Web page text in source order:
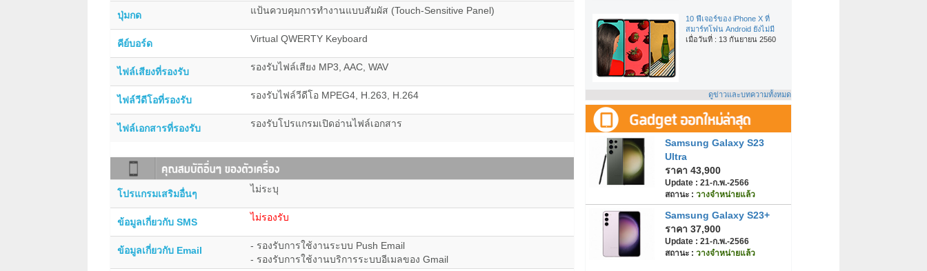
ปุ่มกด แป้นควบคุมการทำงานแบบสัมผัส (Touch-Sensitive Panel)
คีย์บอร์ด Virtual QWERTY Keyboard
ไฟล์เสียงที่รองรับ รองรับไฟล์เสียง MP3, AAC, WAV
ไฟล์วีดีโอที่รองรับ รองรับไฟล์วีดีโอ MPEG4, H.263, H.264
ไฟล์เอกสารที่รองรับ รองรับโปรแกรมเปิดอ่านไฟล์เอกสาร
โปรแกรมเสริมอื่นๆ ไม่ระบุ
ข้อมูลเกี่ยวกับ SMS ไม่รองรับ
ข้อมูลเกี่ยวกับ Email
- รองรับการใช้งานระบบ Push Email
- รองรับการใช้งานบริการระบบอีเมลของ Gmail
10 ฟีเจอร์ของ iPhone X ที่
สมาร์ทโฟน Android ยังไม่มี
เมื่อวันที่ : 13 กันยายน 2560
ดูข่าวและบทความทั้งหมด
Samsung Galaxy S23
Ultra
ราคา 43,900
Update : 21-ก.พ.-2566
สถานะ : วางจำหน่ายแล้ว
Samsung Galaxy S23+
ราคา 37,900
Update : 21-ก.พ.-2566
สถานะ : วางจำหน่ายแล้ว